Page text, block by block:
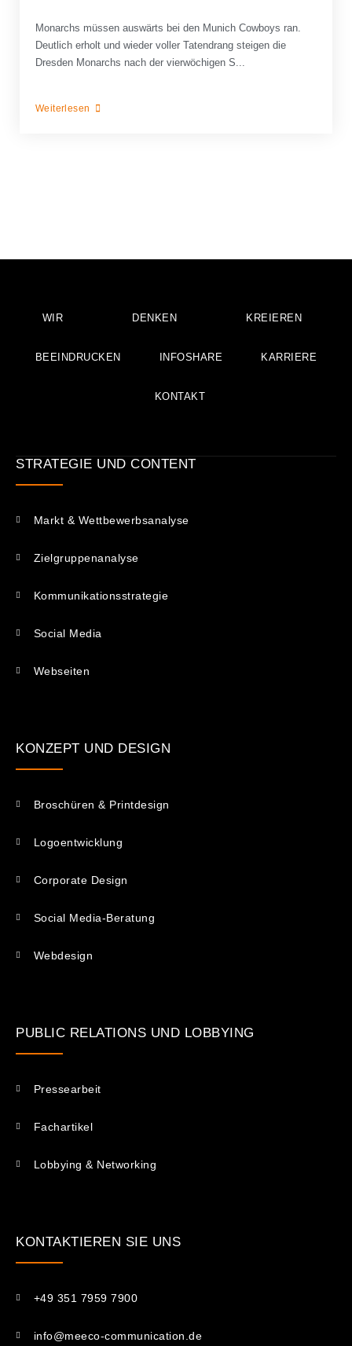
Monarchs müssen auswärts bei den Munich Cowboys ran.
Deutlich erholt und wieder voller Tatendrang steigen die
Dresden Monarchs nach der vierwöchigen S...
Weiterlesen
WIR DENKEN KREIEREN
BEEINDRUCKEN INFOSHARE KARRIERE
KONTAKT
STRATEGIE UND CONTENT
Markt & Wettbewerbsanalyse
Zielgruppenanalyse
Kommunikations­strategie
Social Media
Webseiten
KONZEPT UND DESIGN
Broschüren & Printdesign
Logoentwicklung
Corporate Design
Social Media-Beratung
Webdesign
PUBLIC RELATIONS UND LOBBYING
Pressearbeit
Fachartikel
Lobbying & Networking
KONTAKTIEREN SIE UNS​
+49 351 7959 7900
info@meeco-communication.de